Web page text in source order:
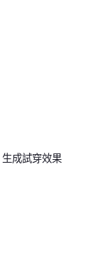
成試穿效果